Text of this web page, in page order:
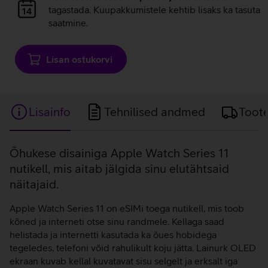
laadiminetagastada. Kuupakkumistele kehtib lisaks ka tasuta
saatmine.
Lisan ostukorvi
Lisainfo Tehnilised andmed
Lisainfo
Õhukese disainiga Apple Watch Series 11
nutikell, mis aitab jälgida sinu elutähtsaid
näitajaid.
Apple Watch Series 11 on eSIMi toega nutikell, mis toob
kõned ja interneti otse sinu randmele. Kellaga saad
helistada ja internetti kasutada ka õues hobidega
tegeledes, telefoni võid rahulikult koju jätta. Lainurk OLED
ekraan kuvab kellal kuvatavat sisu selgelt ja erksalt iga